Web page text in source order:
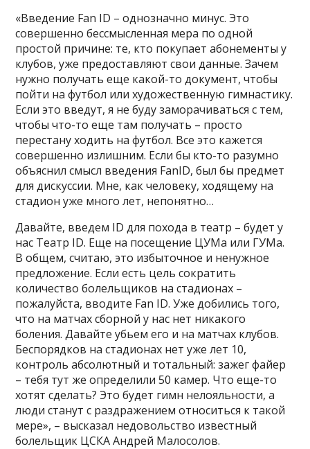
«Введение Fan ID – однозначно минус. Это
совершенно бессмысленная мера по одной
простой причине: те, кто покупает абонементы у
клубов, уже предоставляют свои данные. Зачем
нужно получать еще какой-то документ, чтобы
пойти на футбол или художественную гимнастику.
Если это введут, я не буду заморачиваться с тем,
чтобы что-то еще там получать – просто
перестану ходить на футбол. Все это кажется
совершенно излишним. Если бы кто-то разумно
объяснил смысл введения FanID, был бы предмет
для дискуссии. Мне, как человеку, ходящему на
стадион уже много лет, непонятно…
Давайте, введем ID для похода в театр – будет у
нас Театр ID. Еще на посещение ЦУМа или ГУМа.
В общем, считаю, это избыточное и ненужное
предложение. Если есть цель сократить
количество болельщиков на стадионах –
пожалуйста, вводите Fan ID. Уже добились того,
что на матчах сборной у нас нет никакого
боления. Давайте убьем его и на матчах клубов.
Беспорядков на стадионах нет уже лет 10,
контроль абсолютный и тотальный: зажег файер
– тебя тут же определили 50 камер. Что еще-то
хотят сделать? Это будет гимн нелояльности, а
люди станут с раздражением относиться к такой
мере», – высказал недовольство известный
болельщик ЦСКА Андрей Малосолов.